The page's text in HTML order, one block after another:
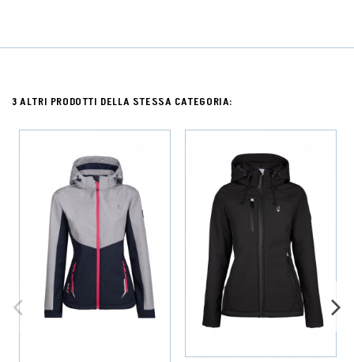
3 ALTRI PRODOTTI DELLA STESSA CATEGORIA: